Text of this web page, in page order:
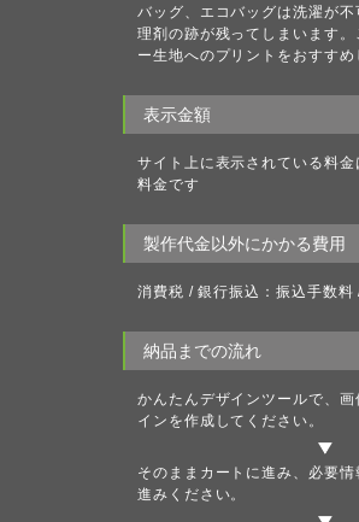
バッグ、エコバッグは洗濯が
理剤の跡が残ってしまいます
ー生地へのプリントをおすすめ
表示金額
サイト上に表示されている料
料金です
製作代金以外にかかる費用
消費税 / 銀行振込：振込手数料
納品までの流れ
かんたんデザインツールで、画
インを作成してください。
そのままカートに進み、必要
進みください。